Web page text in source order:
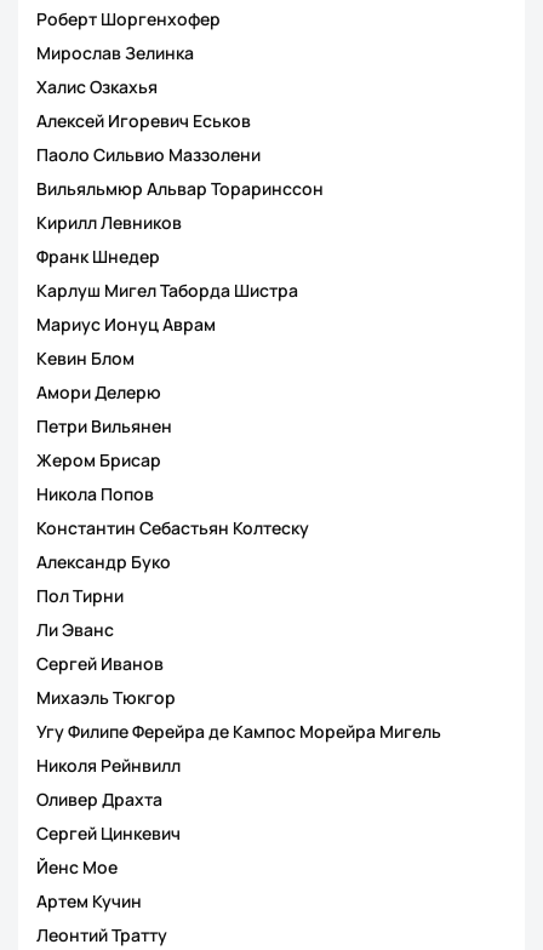
Роберт Шоргенхофер
Мирослав Зелинка
Халис Озкахья
Алексей Игоревич Еськов
Паоло Сильвио Маззолени
Вильяльмюр Альвар Тораринссон
Кирилл Левников
Франк Шнедер
Карлуш Мигел Таборда Шистра
Мариус Ионуц Аврам
Кевин Блом
Амори Делерю
Петри Вильянен
Жером Брисар
Никола Попов
Константин Себастьян Колтеску
Александр Буко
Пол Тирни
Ли Эванс
Сергей Иванов
Михаэль Тюкгор
Угу Филипе Ферейра де Кампос Морейра Мигель
Николя Рейнвилл
Оливер Драхта
Сергей Цинкевич
Йенс Мое
Артем Кучин
Леонтий Тратту